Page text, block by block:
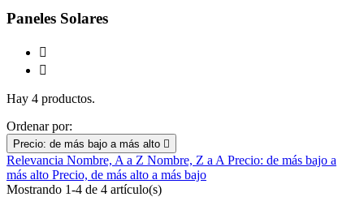
Paneles Solares


Hay 4 productos.
Ordenar por:
Precio: de más bajo a más alto 
Relevancia Nombre, A a Z Nombre, Z a A Precio: de más bajo a
más alto Precio, de más alto a más bajo
Mostrando 1-4 de 4 artículo(s)